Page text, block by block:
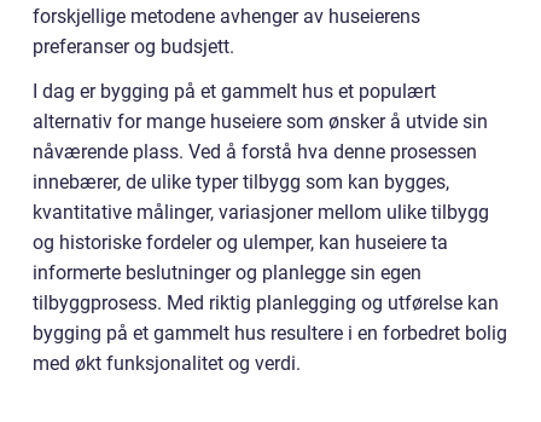
forskjellige metodene avhenger av huseierens
preferanser og budsjett.
I dag er bygging på et gammelt hus et populært
alternativ for mange huseiere som ønsker å utvide sin
nåværende plass. Ved å forstå hva denne prosessen
innebærer, de ulike typer tilbygg som kan bygges,
kvantitative målinger, variasjoner mellom ulike tilbygg
og historiske fordeler og ulemper, kan huseiere ta
informerte beslutninger og planlegge sin egen
tilbyggprosess. Med riktig planlegging og utførelse kan
bygging på et gammelt hus resultere i en forbedret bolig
med økt funksjonalitet og verdi.